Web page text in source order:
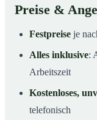
Preise &
Festpreise je
Alles inklusive:
Arbeitszeit
Kostenloses,
telefonisch